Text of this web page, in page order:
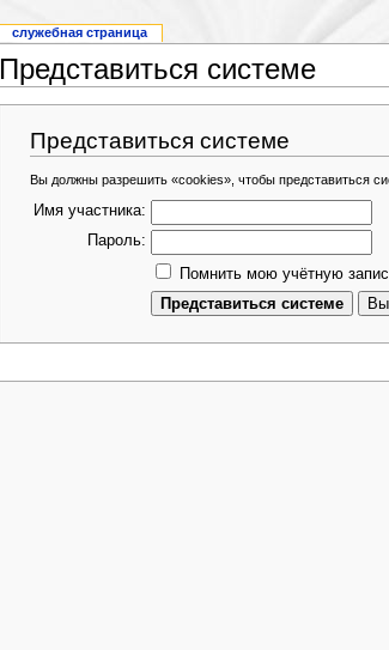
Представиться системе
Представиться системе
Вы должны разрешить «cookies», чтобы представиться
Имя участника:
Пароль:
Помнить мою учётную
служебная страница